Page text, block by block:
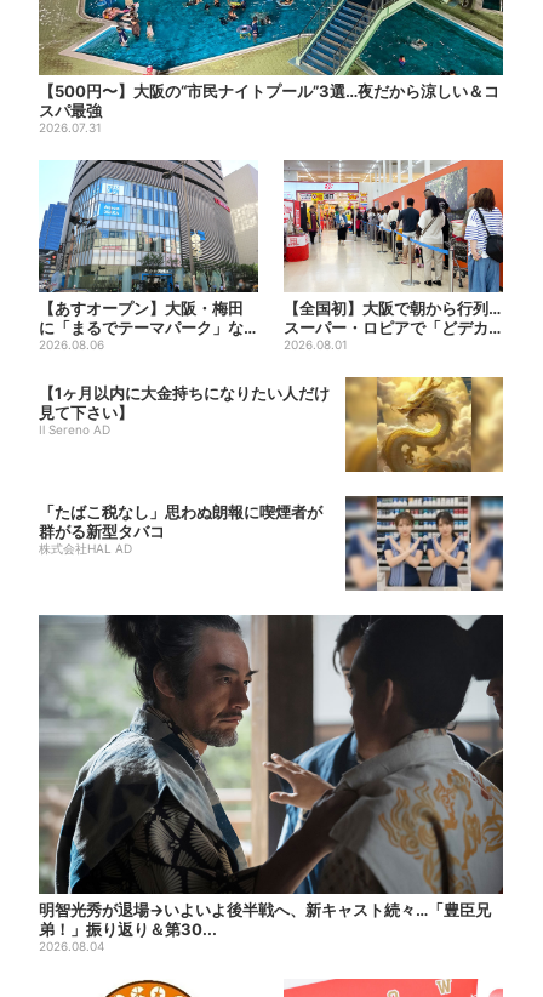
【500円〜】大阪の“市民ナイトプール”3選…夜だから涼しい＆コ
スパ最強
2026.07.31
【あすオープン】大阪・梅田
に「まるでテーマパーク」な
巨大スポーツ店、461ブラン...
2026.08.06
【全国初】大阪で朝から行列…
スーパー・ロピアで「どデカ
抽選会」、開始30分で“1...
2026.08.01
【1ヶ月以内に大金持ちになりたい人だけ
見て下さい】
Il Sereno AD
「たばこ税なし」思わぬ朗報に喫煙者が
群がる新型タバコ
株式会社HAL AD
明智光秀が退場→いよいよ後半戦へ、新キャスト続々…「豊臣兄
弟！」振り返り＆第30...
2026.08.04